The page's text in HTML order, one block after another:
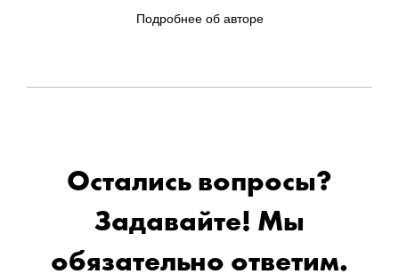
Подробнее об авторе
Остались вопросы?
Задавайте! Мы
обязательно ответим.